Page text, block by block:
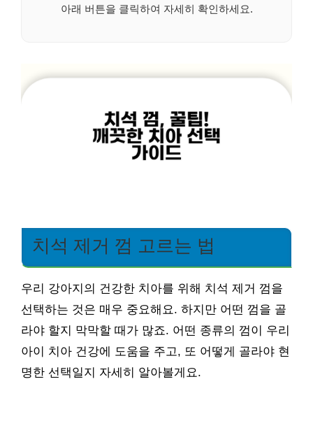
아래 버튼을 클릭하여 자세히 확인하세요.
치석 제거 껌 고르는 법
우리 강아지의 건강한 치아를 위해 치석 제거 껌을
선택하는 것은 매우 중요해요. 하지만 어떤 껌을 골
라야 할지 막막할 때가 많죠. 어떤 종류의 껌이 우리
아이 치아 건강에 도움을 주고, 또 어떻게 골라야 현
명한 선택일지 자세히 알아볼게요.